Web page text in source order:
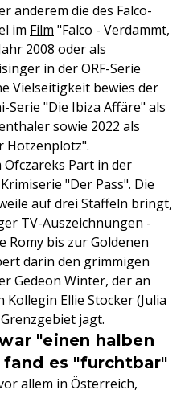
anderem die des Falco-
im Film "Falco - Verdammt,
2008 oder als
in der ORF-Serie
Vielseitigkeit bewies der
Serie "Die Ibiza Affäre" als
sowie 2022 als
Hotzenplotz".
Part in der
"Der Pass". Die
auf drei Staffeln bringt,
TV-Auszeichnungen -
Romy bis zur Goldenen
darin den grimmigen
Gedeon Winter, der an
Ellie Stocker (Julia
jagt.
"einen halben
fand es "furchtbar"
allem in Österreich,